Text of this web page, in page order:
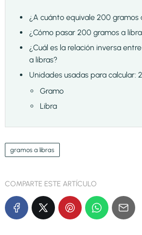
¿A cuánto equivale 200 gramos
¿Cómo pasar 200 gramos a
¿Cuál es la relación inversa
a libras?
Unidades usadas para calcular:
Gramo
Libra
gramos a libras
COMPARTE ESTE ARTÍCULO